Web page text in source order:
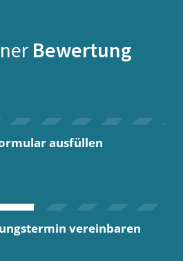
Bewertung
ausfüllen
vereinbaren